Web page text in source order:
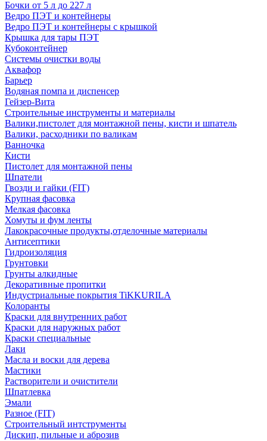
Бочки от 5 л до 227 л
Ведро ПЭТ и контейнеры
Ведро ПЭТ и контейнеры с крышкой
Крышка для тары ПЭТ
Кубоконтейнер
Системы очистки воды
Аквафор
Барьер
Водяная помпа и диспенсер
Гейзер-Вита
Строительные инструменты и материалы
Валики,пистолет для монтажной пены, кисти и шпатель
Валики, расходники по валикам
Ванночка
Кисти
Пистолет для монтажной пены
Шпатели
Гвозди и гайки (FIT)
Крупная фасовка
Мелкая фасовка
Хомуты и фум ленты
Лакокрасочные продукты,отделочные материалы
Антисептики
Гидроизоляция
Грунтовки
Грунты алкидные
Декоративные пропитки
Индустриальные покрытия TiKKURILA
Колоранты
Краски для внутренних работ
Краски для наружных работ
Краски специальные
Лаки
Масла и воски для дерева
Мастики
Растворители и очистители
Шпатлевка
Эмали
Разное (FIT)
Строительный интструменты
Дискип, пильные и аброзив